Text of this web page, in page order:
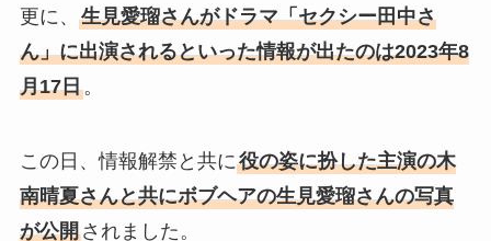
更に、 生見愛瑠さんがドラマ「セクシー田中さ
ん」に出演されるといった情報が出たのは2023年8
月17日。
この日、情報解禁と共に役の姿に扮した主演の木
南晴夏さんと共にボブヘアの生見愛瑠さんの写真
が公開されました。